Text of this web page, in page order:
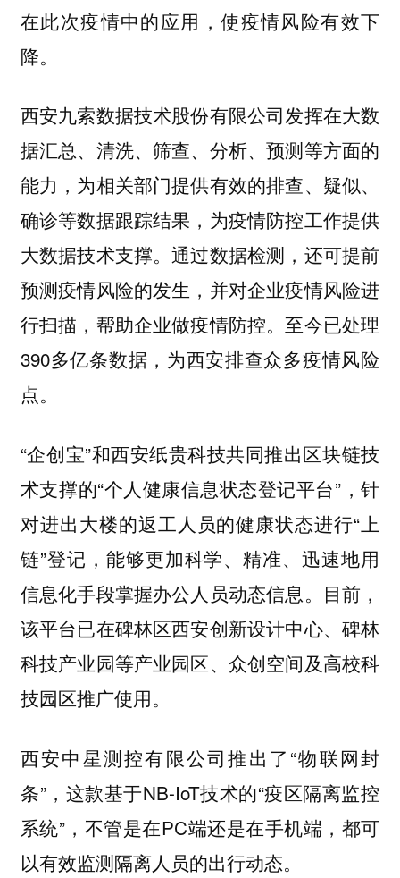
在此次疫情中的应用，使疫情风险有效下
降。
西安九索数据技术股份有限公司发挥在大数
据汇总、清洗、筛查、分析、预测等方面的
能力，为相关部门提供有效的排查、疑似、
确诊等数据跟踪结果，为疫情防控工作提供
大数据技术支撑。通过数据检测，还可提前
预测疫情风险的发生，并对企业疫情风险进
行扫描，帮助企业做疫情防控。至今已处理
390多亿条数据，为西安排查众多疫情风险
点。
“企创宝”和西安纸贵科技共同推出区块链技
术支撑的“个人健康信息状态登记平台”，针
对进出大楼的返工人员的健康状态进行“上
链”登记，能够更加科学、精准、迅速地用
信息化手段掌握办公人员动态信息。目前，
该平台已在碑林区西安创新设计中心、碑林
科技产业园等产业园区、众创空间及高校科
技园区推广使用。
西安中星测控有限公司推出了“物联网封
条”，这款基于NB-IoT技术的“疫区隔离监控
系统”，不管是在PC端还是在手机端，都可
以有效监测隔离人员的出行动态。